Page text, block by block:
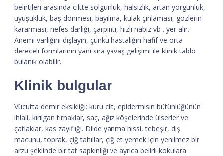
belirtileri arasında ciltte solgunluk, halsizlik, artan yorgunluk,
uyuşukluk, baş dönmesi, bayılma, kulak çınlaması, gözlerin
kararması, nefes darlığı, çarpıntı, hızlı nabız vb . yer alır.
Anemi varlığını dışlayın, çünkü hastalığın hafif ve orta
dereceli formlarının yanı sıra yavaş gelişimi ile klinik tablo
bulanık olabilir.
Klinik bulgular
Vücutta demir eksikliği: kuru cilt, epidermisin bütünlüğünün
ihlali, kırılgan tırnaklar, saç, ağız köşelerinde ülserler ve
çatlaklar, kas zayıflığı. Dilde yanma hissi, tebeşir, diş
macunu, toprak, çiğ tahıllar, çiğ et yemek için yenilmez bir
arzu şeklinde bir tat sapkınlığı ve ayrıca belirli kokulara